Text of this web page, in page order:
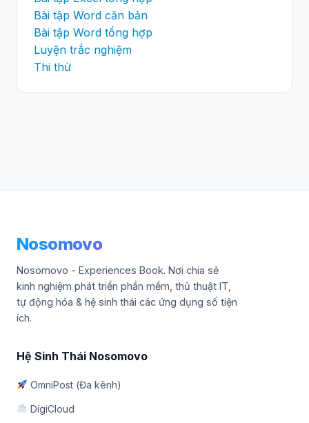
Bài tập Word căn bản
Bài tập Word tổng hợp
Luyện trắc nghiệm
Thi thử
Nosomovo
Nosomovo - Experiences Book. Nơi chia sẻ
kinh nghiệm phát triển phần mềm, thủ thuật IT,
tự động hóa & hệ sinh thái các ứng dụng số tiện
ích.
Hệ Sinh Thái Nosomovo
OmniPost (Đa kênh)
DigiCloud